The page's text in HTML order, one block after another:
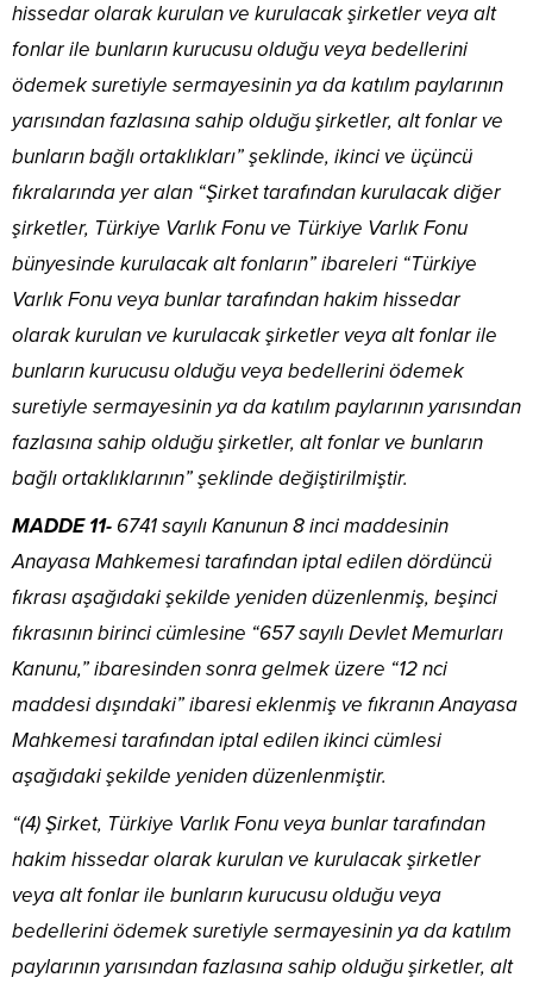
hissedar olarak kurulan ve kurulacak şirketler veya alt
fonlar ile bunların kurucusu olduğu veya bedellerini
ödemek suretiyle sermayesinin ya da katılım paylarının
yarısından fazlasına sahip olduğu şirketler, alt fonlar ve
bunların bağlı ortaklıkları” şeklinde, ikinci ve üçüncü
fıkralarında yer alan “Şirket tarafından kurulacak diğer
şirketler, Türkiye Varlık Fonu ve Türkiye Varlık Fonu
bünyesinde kurulacak alt fonların” ibareleri “Türkiye
Varlık Fonu veya bunlar tarafından hakim hissedar
olarak kurulan ve kurulacak şirketler veya alt fonlar ile
bunların kurucusu olduğu veya bedellerini ödemek
suretiyle sermayesinin ya da katılım paylarının yarısından
fazlasına sahip olduğu şirketler, alt fonlar ve bunların
bağlı ortaklıklarının” şeklinde değiştirilmiştir.
MADDE 11- 6741 sayılı Kanunun 8 inci maddesinin
Anayasa Mahkemesi tarafından iptal edilen dördüncü
fıkrası aşağıdaki şekilde yeniden düzenlenmiş, beşinci
fıkrasının birinci cümlesine “657 sayılı Devlet Memurları
Kanunu,” ibaresinden sonra gelmek üzere “12 nci
maddesi dışındaki” ibaresi eklenmiş ve fıkranın Anayasa
Mahkemesi tarafından iptal edilen ikinci cümlesi
aşağıdaki şekilde yeniden düzenlenmiştir.
“(4) Şirket, Türkiye Varlık Fonu veya bunlar tarafından
hakim hissedar olarak kurulan ve kurulacak şirketler
veya alt fonlar ile bunların kurucusu olduğu veya
bedellerini ödemek suretiyle sermayesinin ya da katılım
paylarının yarısından fazlasına sahip olduğu şirketler, alt